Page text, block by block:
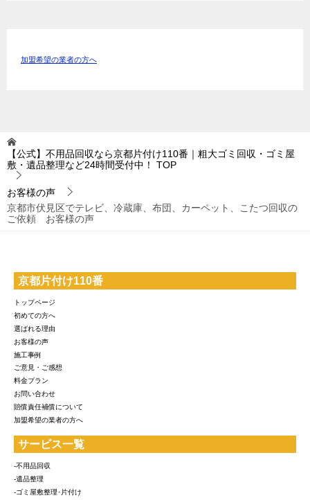
加盟希望の業者の方へ
【公式】不用品回収なら京都片付け110番｜粗大ゴミ回収・ゴミ屋
敷・遺品整理など24時間受付中！
TOP
お客様の声
京都市伏見区でテレビ、冷蔵庫、布団、カーペット、こたつ回収の
ご依頼 お客様の声
京都片付け110番
トップページ
初めての方へ
選ばれる理由
お客様の声
施工事例
ご意見・ご感想
料金プラン
お問い合わせ
賠償責任補償について
加盟希望の業者の方へ
サービス一覧
-不用品回収
-遺品整理
-ゴミ屋敷整理･片付け